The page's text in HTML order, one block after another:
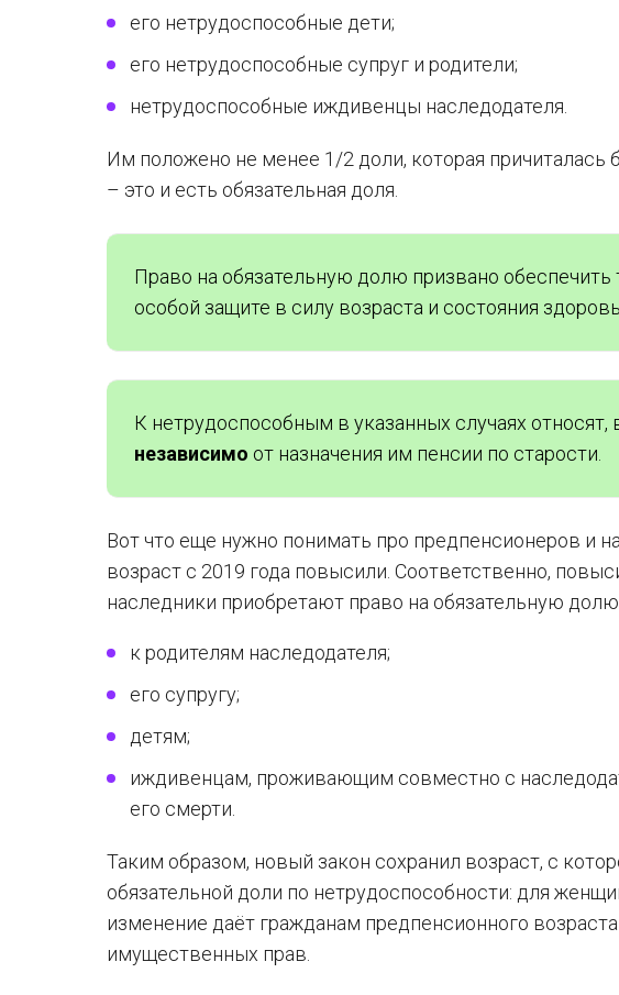
его нетрудоспособные дети;
его нетрудоспособные супруг и родители;
нетрудоспособные иждивенцы наследодателя.
Им положено не менее 1/2 доли, которая причиталась
– это и есть обязательная доля.
Право на обязательную долю призвано
особой защите в силу возраста и состояния
К нетрудоспособным в указанных случаях
независимо от назначения им пенсии по старости.
Вот что еще нужно понимать про предпенсионеров и
возраст с 2019 года повысили. Соответственно,
наследники приобретают право на обязательную
к родителям наследодателя;
его супругу;
детям;
иждивенцам, проживающим совместно с
его смерти.
Таким образом, новый закон сохранил возраст, с
обязательной доли по нетрудоспособности: для
изменение даёт гражданам предпенсионного
имущественных прав.